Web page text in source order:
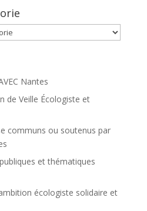
Nantes
de Veille Écologiste et
communs ou soutenus par
et thématiques
écologiste solidaire et